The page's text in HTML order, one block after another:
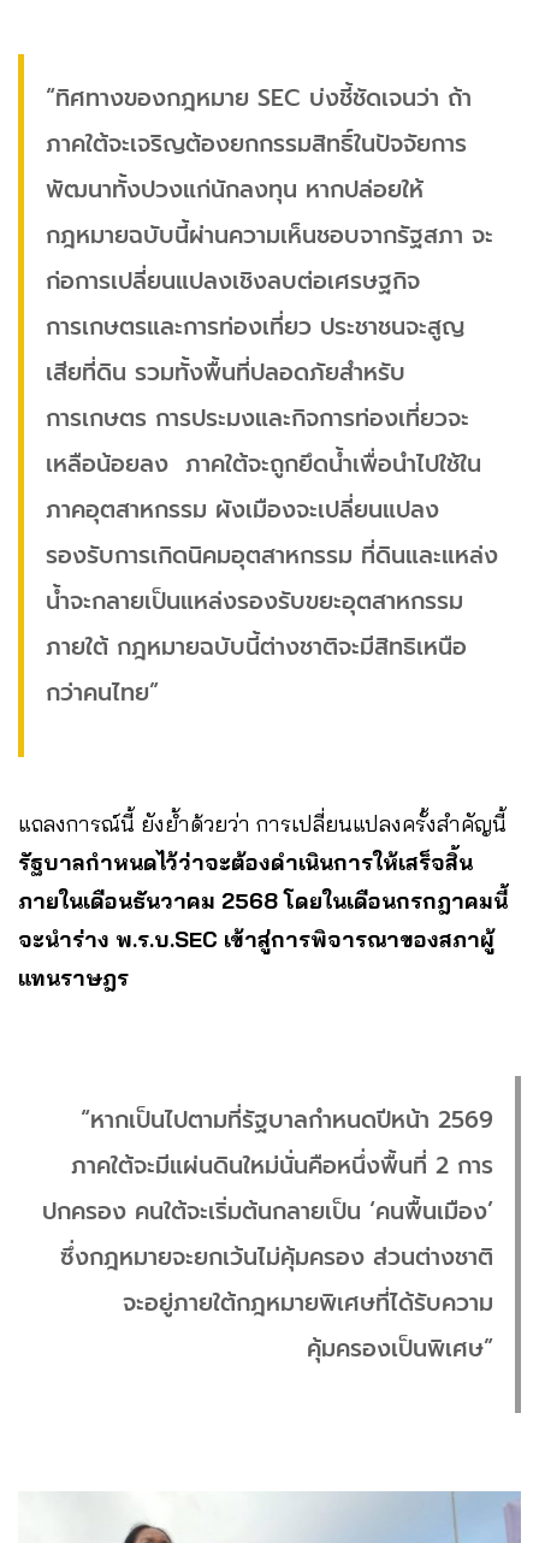
“ทิศทางของกฎหมาย SEC บ่งชี้ชัดเจนว่า ถ้า
ภาคใต้จะเจริญต้องยกกรรมสิทธิ์ในปัจจัยการ
พัฒนาทั้งปวงแก่นักลงทุน หากปล่อยให้
กฎหมายฉบับนี้ผ่านความเห็นชอบจากรัฐสภา จะ
ก่อการเปลี่ยนแปลงเชิงลบต่อเศรษฐกิจ
การเกษตรและการท่องเที่ยว ประชาชนจะสูญ
เสียที่ดิน รวมทั้งพื้นที่ปลอดภัยสำหรับ
การเกษตร การประมงและกิจการท่องเที่ยวจะ
เหลือน้อยลง ภาคใต้จะถูกยึดน้ำเพื่อนำไปใช้ใน
ภาคอุตสาหกรรม ผังเมืองจะเปลี่ยนแปลง
รองรับการเกิดนิคมอุตสาหกรรม ที่ดินและแหล่ง
น้ำจะกลายเป็นแหล่งรองรับขยะอุตสาหกรรม
ภายใต้ กฎหมายฉบับนี้ต่างชาติจะมีสิทธิเหนือ
กว่าคนไทย”
แถลงการณ์นี้ ยังย้ำด้วยว่า การเปลี่ยนแปลงครั้งสำคัญนี้
รัฐบาลกำหนดไว้ว่าจะต้องดำเนินการให้เสร็จสิ้น
ภายในเดือนธันวาคม 2568 โดยในเดือนกรกฎาคมนี้
จะนำร่าง พ.ร.บ.SEC เข้าสู่การพิจารณาของสภาผู้
แทนราษฎร
“หากเป็นไปตามที่รัฐบาลกำหนดปีหน้า 2569
ภาคใต้จะมีแผ่นดินใหม่นั่นคือหนึ่งพื้นที่ 2 การ
ปกครอง คนใต้จะเริ่มต้นกลายเป็น ‘คนพื้นเมือง’
ซึ่งกฎหมายจะยกเว้นไม่คุ้มครอง ส่วนต่างชาติ
จะอยู่ภายใต้กฎหมายพิเศษที่ได้รับความ
คุ้มครองเป็นพิเศษ”